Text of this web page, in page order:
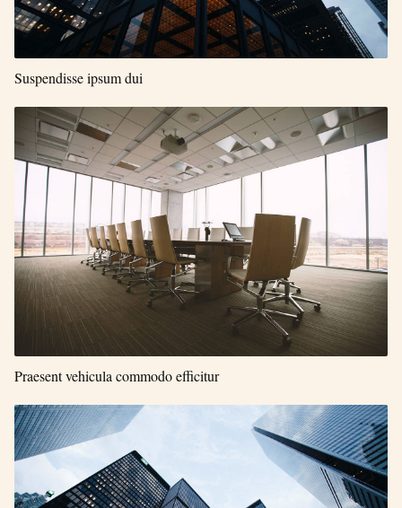
Suspendisse ipsum dui
Praesent vehicula commodo efficitur